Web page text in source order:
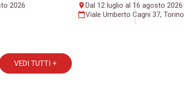
2026 placeDal 12 luglio al 16 agosto 2026
calendar_todayViale Umberto Cagni 37, Torino
VEDI TUTTI +